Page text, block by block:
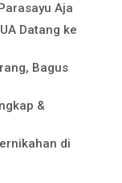
Aja
Datang ke
Bagus
&
di